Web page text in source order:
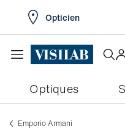
Opticien
Optiques
Emporio Armani